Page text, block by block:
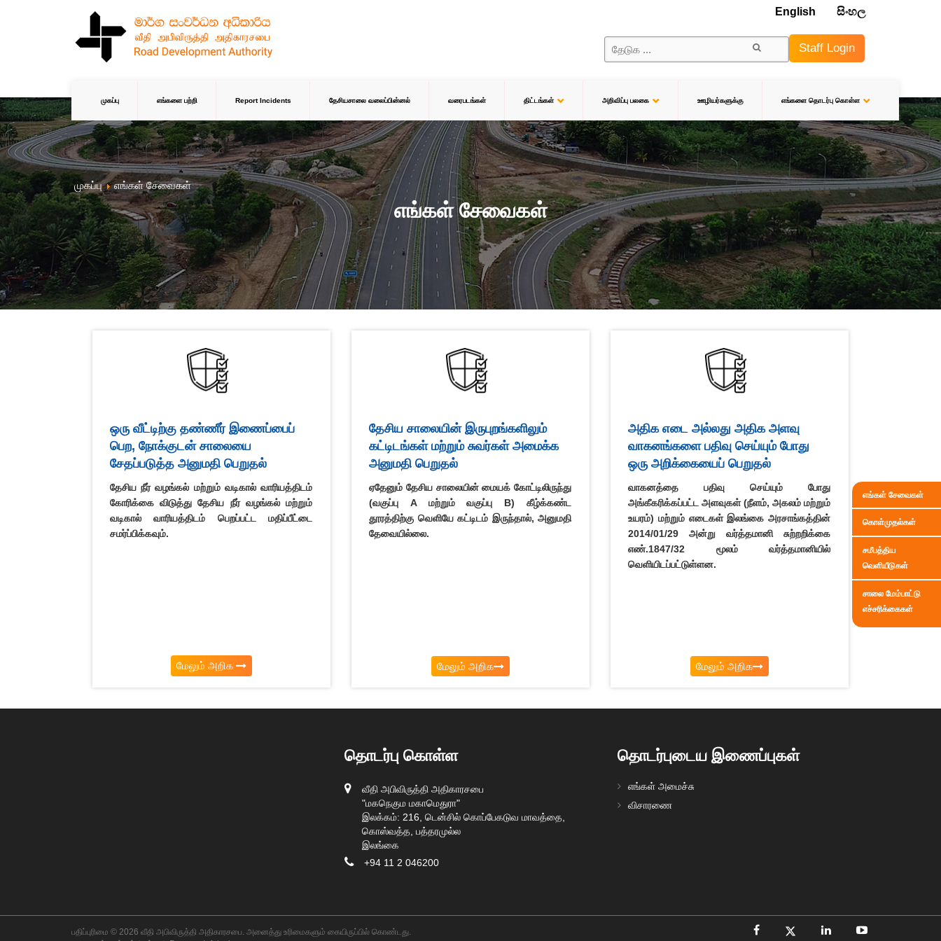
English සිංහල
Staff Login
முகப்பு எங்களை பற்றி Report Incidents தேசியசாலை வலைப்பின்னல் வரைபடங்கள் திட்டங்கள் அறிவிப்பு பலகை ஊழியர்களுக்கு எங்களை தொடர்பு கொள்ள
முகப்பு எங்கள் சேவைகள்
எங்கள் சேவைகள்
ஒரு வீட்டிற்கு தண்ணீர் இணைப்பைப்
பெற, நோக்குடன் சாலையை
சேதப்படுத்த அனுமதி பெறுதல்
தேசிய நீர் வழங்கல் மற்றும் வடிகால் வாரியத்திடம்
கோரிக்கை விடுத்து தேசிய நீர் வழங்கல் மற்றும்
வடிகால் வாரியத்திடம் பெறப்பட்ட மதிப்பீட்டை
சமர்ப்பிக்கவும்.
மேலும் அறிக
தேசிய சாலையின் இருபுறங்களிலும்
கட்டிடங்கள் மற்றும் சுவர்கள் அமைக்க
அனுமதி பெறுதல்
ஏதேனும் தேசிய சாலையின் மையக் கோட்டிலிருந்து
(வகுப்பு A மற்றும் வகுப்பு B) கீழ்க்கண்ட
தூரத்திற்கு வெளியே கட்டிடம் இருந்தால், அனுமதி
தேவையில்லை.
மேலும் அறிக
அதிக எடை அல்லது அதிக அளவு
வாகனங்களை பதிவு செய்யும் போது
ஒரு அறிக்கையைப் பெறுதல்
வாகனத்தை பதிவு செய்யும் போது
அங்கீகரிக்கப்பட்ட அளவுகள் (நீளம், அகலம் மற்றும்
உயரம்) மற்றும் எடைகள் இலங்கை அரசாங்கத்தின்
2014/01/29 அன்று வர்த்தமானி சுற்றறிக்கை
எண்.1847/32 மூலம் வர்த்தமானியில்
வெளியிடப்பட்டுள்ளன.
மேலும் அறிக
தொடர்பு கொள்ள
வீதி அபிவிருத்தி அதிகாரசபை
"மகநெகும மகாமெதுரா"
இலக்கம்: 216, டென்சில் கொப்பேகடுவ மாவத்தை,
கொஸ்வத்த, பத்தரமுல்ல
இலங்கை
+94 11 2 046200
தொடர்புடைய இணைப்புகள்
எங்கள் அமைச்சு
விசாரணை
பதிப்புரிமை © 2026 வீதி அபிவிருத்தி அதிகாரசபை. அனைத்து உரிமைகளும் கையிருப்பில் கொண்டது.
எங்கள் சேவைகள்
கொள்முதல்கள்
சமீபத்திய
வெளியீடுகள்
சாலை மேம்பாட்டு
எச்சரிக்கைகள்